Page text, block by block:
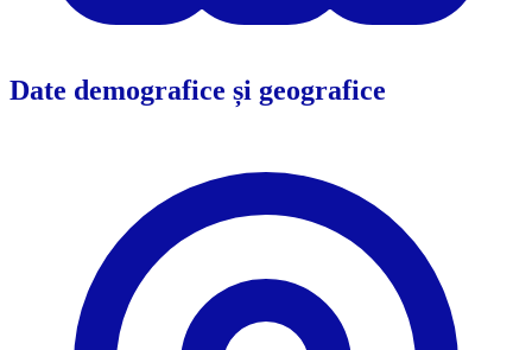
Date demografice și geografice